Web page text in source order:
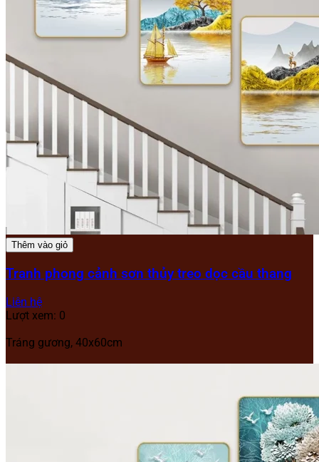
Thêm vào giỏ
Tranh phong cảnh sơn thủy treo dọc cầu thang
Liên hệ
Lượt xem: 0
Tráng gương, 40x60cm